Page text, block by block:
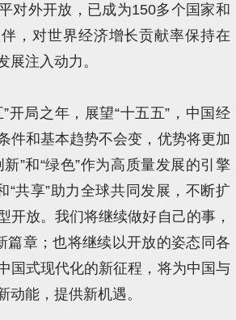
对外开放，已成为150多个国家和
，对世界经济增长贡献率保持在
展注入动力。
开局之年，展望“十五五”，中国经
件和基本趋势不会变，优势将更加
”和“绿色”作为高质量发展的引擎
“共享”助力全球共同发展，不断扩
开放。我们将继续做好自己的事，
篇章；也将继续以开放的姿态同各
国式现代化的新征程，将为中国与
动能，提供新机遇。